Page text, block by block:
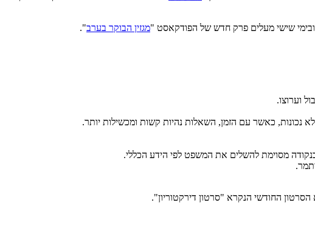
מגזין הבוקר בערב".
וערוצו.
כאשר עם הזמן, השאלות נהיות קשות ומכשילות יותר.
מסוימת להשלים את המשפט לפי הידע הכללי.
הסרטון החודשי הנקרא "סרטון דירקטוריון".